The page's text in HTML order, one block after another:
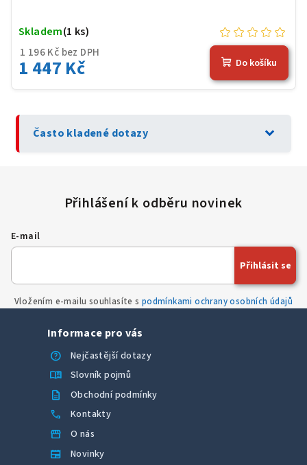
1 196 Kč bez DPH
1 447 Kč
Skladem(1 ks)
Do košíku
Často kladené dotazy expand_more
E-mail
Vložením e-mailu souhlasíte s podmínkami ochrany osobních údajů
Přihlásit se
Informace pro vás
help
Nejčastější dotazy
menu_book Slovník pojmů
description Obchodní podmínky
call Kontakty
storefront O nás
newspaper Novinky